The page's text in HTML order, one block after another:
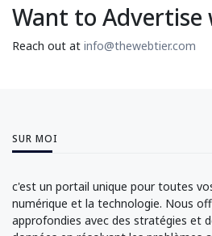
Want to Advertise
Reach out at info@thewebtier.com
SUR MOI
c'est un portail unique pour toutes
numérique et la technologie. Nous
approfondies avec des stratégies et